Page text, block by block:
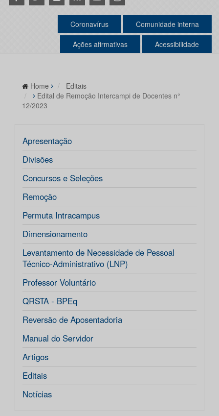
Coronavírus Comunidade interna
Ações afirmativas Acessibilidade
Home
Editais
Edital de Remoção Intercampi de Docentes n°
12/2023
Apresentação
Divisões
Concursos e Seleções
Remoção
Permuta Intracampus
Dimensionamento
Levantamento de Necessidade de Pessoal
Técnico-Administrativo (LNP)
Professor Voluntário
QRSTA - BPEq
Reversão de Aposentadoria
Manual do Servidor
Artigos
Editais
Notícias